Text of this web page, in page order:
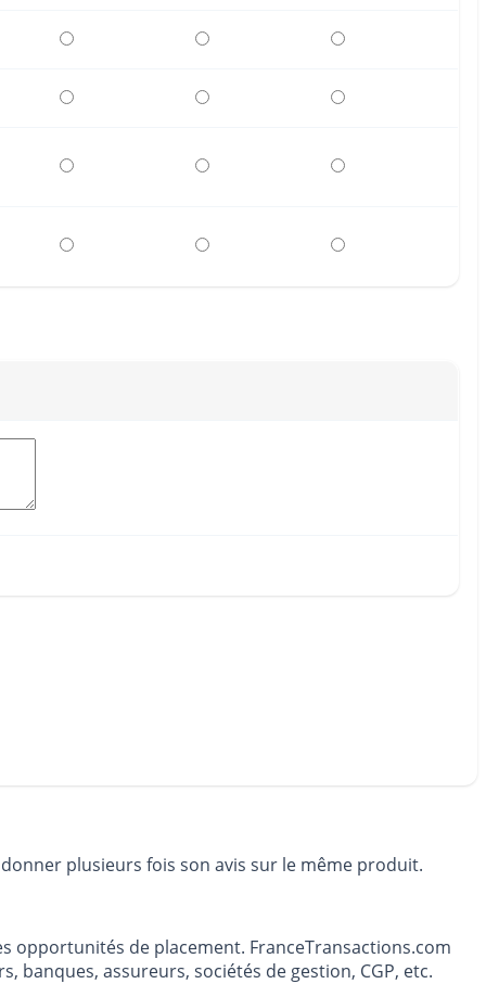
plusieurs fois son avis sur le même produit.
opportunités de placement. FranceTransactions.com
banques, assureurs, sociétés de gestion, CGP, etc.